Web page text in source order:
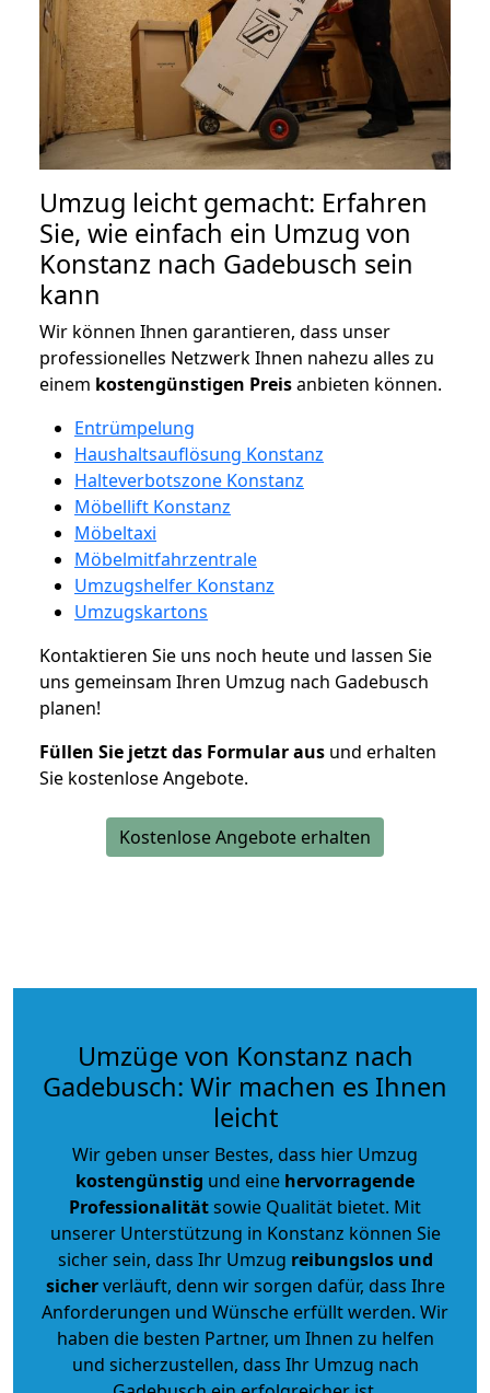
Umzug leicht gemacht: Erfahren
Sie, wie einfach ein Umzug von
Konstanz nach Gadebusch sein
kann
Wir können Ihnen garantieren, dass unser
professionelles Netzwerk Ihnen nahezu alles zu
einem kostengünstigen Preisanbieten können.
Entrümpelung
Haushaltsauflösung Konstanz
Halteverbotszone Konstanz
Möbellift Konstanz
Möbeltaxi
Möbelmitfahrzentrale
Umzugshelfer Konstanz
Umzugskartons
Kontaktieren Sie uns noch heute und lassen Sie
uns gemeinsam Ihren Umzug nach Gadebusch
planen!
Füllen Sie jetzt das Formular aus und erhalten
Sie kostenlose Angebote.
Kostenlose Angebote erhalten
Umzüge von Konstanz nach
Gadebusch: Wir machen es Ihnen
leicht
Wir geben unser Bestes, dass hier Umzug
kostengünstig und eine hervorragende
Professionalitätsowie Qualität bietet. Mit
unserer Unterstützung in Konstanz können Sie
sicher sein, dass Ihr Umzug reibungslos und
sicherverläuft, denn wir sorgen dafür, dass Ihre
Anforderungen und Wünsche erfüllt werden. Wir
haben die besten Partner, um Ihnen zu helfen
und sicherzustellen, dass Ihr Umzug nach